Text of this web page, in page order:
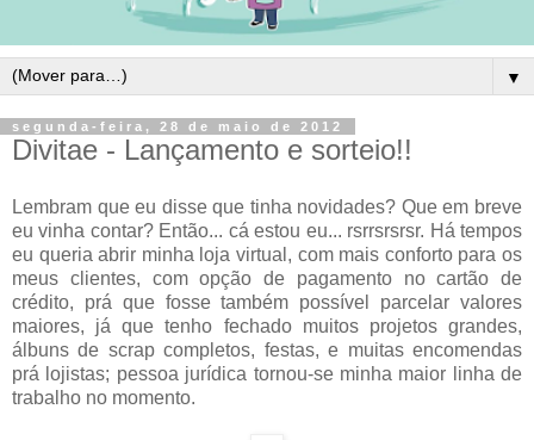
▼
segunda-feira, 28 de maio de 2012
Divitae - Lançamento e sorteio!!
Lembram que eu disse que tinha novidades? Que em breve
eu vinha contar? Então... cá estou eu... rsrrsrsrsr. Há tempos
eu queria abrir minha loja virtual, com mais conforto para os
meus clientes, com opção de pagamento no cartão de
crédito, prá que fosse também possível parcelar valores
maiores, já que tenho fechado muitos projetos grandes,
álbuns de scrap completos, festas, e muitas encomendas
prá lojistas; pessoa jurídica tornou-se minha maior linha de
trabalho no momento.